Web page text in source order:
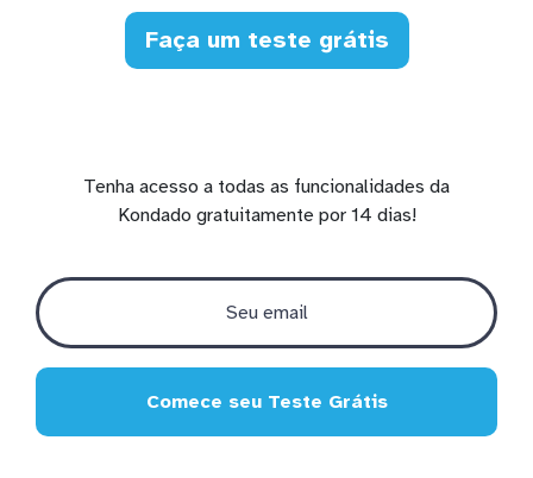
Faça um teste grátis
Tenha acesso a todas as funcionalidades da
Kondado gratuitamente por 14 dias!
Comece seu Teste Grátis